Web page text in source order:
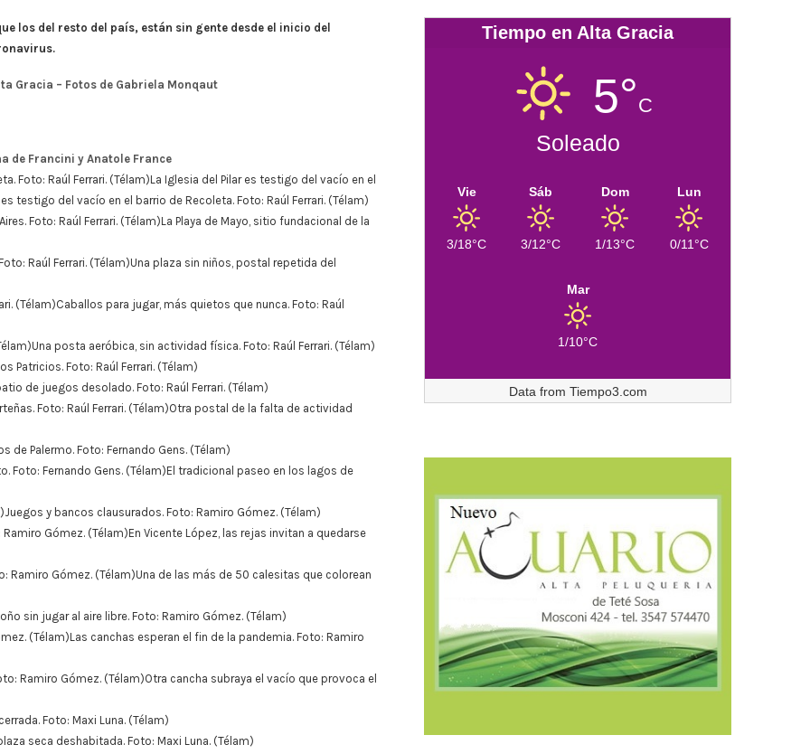
los del resto del país, están sin gente desde el inicio del
Gracia – Fotos de Gabriela Monqaut
de Francini y Anatole France
La Iglesia del Pilar es testigo del vacío en el
testigo del vacío en el barrio de Recoleta. Foto: Raúl Ferrari. (Télam)
La Playa de Mayo, sitio fundacional de la
Una plaza sin niños, postal repetida del
Caballos para jugar, más quietos que nunca. Foto: Raúl
Una posta aeróbica, sin actividad física. Foto: Raúl Ferrari. (Télam)
Patricios. Foto: Raúl Ferrari. (Télam)
de juegos desolado. Foto: Raúl Ferrari. (Télam)
Otra postal de la falta de actividad
de Palermo. Foto: Fernando Gens. (Télam)
El tradicional paseo en los lagos de
Juegos y bancos clausurados. Foto: Ramiro Gómez. (Télam)
En Vicente López, las rejas invitan a quedarse
Una de las más de 50 calesitas que colorean
sin jugar al aire libre. Foto: Ramiro Gómez. (Télam)
Las canchas esperan el fin de la pandemia. Foto: Ramiro
Otra cancha subraya el vacío que provoca el
Foto: Maxi Luna. (Télam)
seca deshabitada. Foto: Maxi Luna. (Télam)
Tiempo en Alta Gracia
5°C
Soleado
Vie
3/18°C
Sáb
3/12°C
Dom
1/13°C
Lun
0/11°C
Mar
1/10°C
Data from Tiempo3.com